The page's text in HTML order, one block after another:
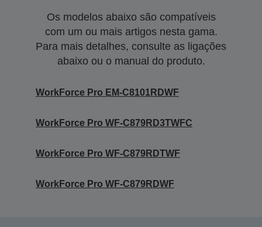
Os modelos abaixo são compatíveis
com um ou mais artigos nesta gama.
Para mais detalhes, consulte as ligações
abaixo ou o manual do produto.
WorkForce Pro EM-C8101RDWF
WorkForce Pro WF-C879RD3TWFC
WorkForce Pro WF-C879RDTWF
WorkForce Pro WF-C879RDWF